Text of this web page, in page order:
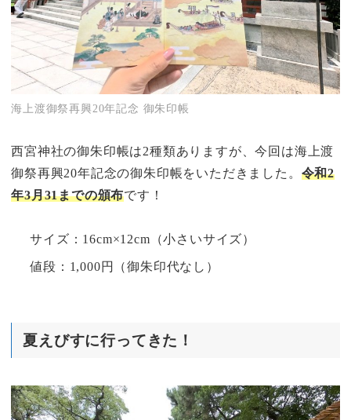
海上渡御祭再興20年記念 御朱印帳
西宮神社の御朱印帳は2種類ありますが、今回は海上渡
御祭再興20年記念の御朱印帳をいただきました。 令和2
年3月31までの頒布です！
サイズ：16cm×12cm（小さいサイズ）
値段：1,000円（御朱印代なし）
夏えびすに行ってきた！